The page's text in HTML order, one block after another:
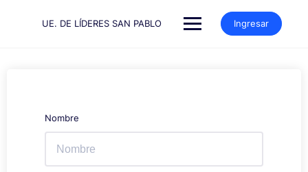
UE. DE LÍDERES SAN PABLO Ingresar
Nombre